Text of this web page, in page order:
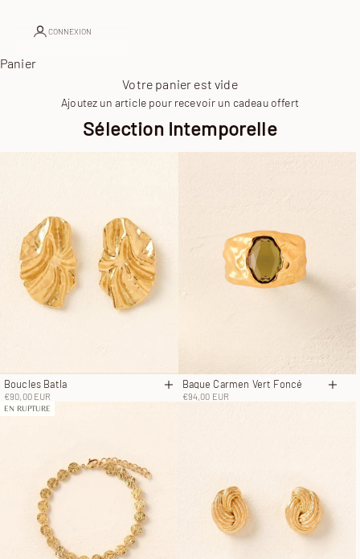
CONNEXION
Panier
Votre panier est vide
Ajoutez un article pour recevoir un cadeau offert
Sélection Intemporelle
Boucles Batla
Prix de vente
€90,00 EUR Ajouter au panier
Bague Carmen Vert Foncé
Prix de vente
€94,00 EUR
EN RUPTURE